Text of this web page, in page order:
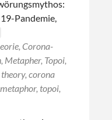
Pandemie,
Corona-
Metapher, Topoi,
corona
topoi,